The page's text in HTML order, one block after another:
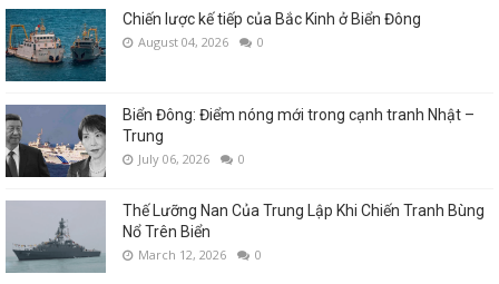
Chiến lược kế tiếp của Bắc Kinh ở Biển Đông
August 04, 2026 0
Biển Đông: Điểm nóng mới trong cạnh tranh Nhật –
Trung
July 06, 2026 0
Thế Lưỡng Nan Của Trung Lập Khi Chiến Tranh Bùng
Nổ Trên Biển
March 12, 2026 0